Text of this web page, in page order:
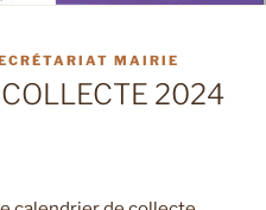
MAIRIE
2024